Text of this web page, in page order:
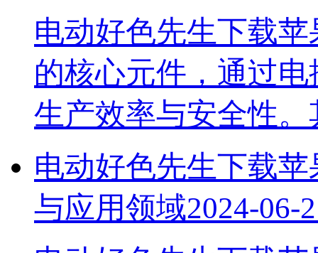
电动好色先生下载
的核心元件，通过电
生产效率与安全性
电动好色先生下载苹
与应用领域2024-06-